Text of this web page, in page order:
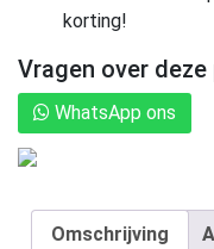
korting!
Vragen over
WhatsApp ons
Omschrijving